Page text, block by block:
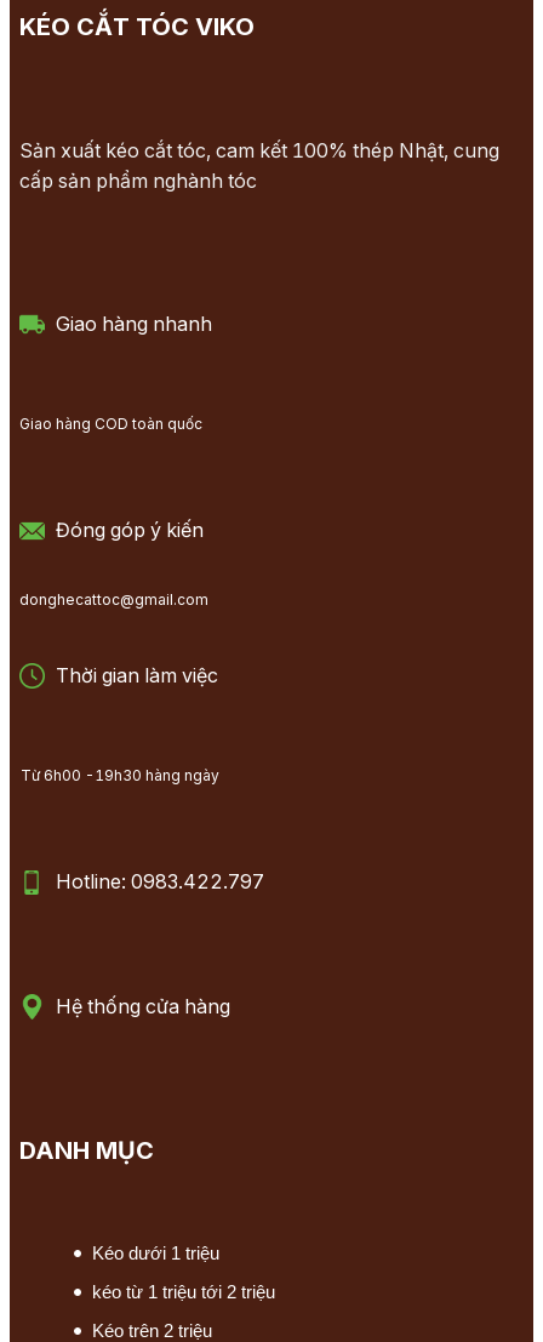
KÉO CẮT TÓC VIKO
Sản xuất kéo cắt tóc, cam kết 100% thép Nhật, cung
cấp sản phẩm nghành tóc
Giao hàng nhanh
Giao hàng COD toàn quốc
Đóng góp ý kiến
donghecattoc@gmail.com
Thời gian làm việc
Từ 6h00 -19h30 hàng ngày
Hotline: 0983.422.797
Hệ thống cửa hàng
DANH MỤC
Kéo dưới 1 triệu
kéo từ 1 triệu tới 2 triệu
Kéo trên 2 triệu